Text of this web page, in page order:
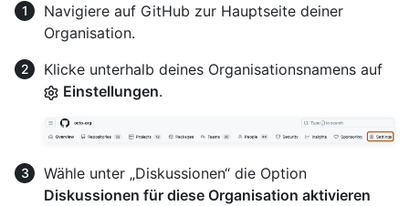
Navigiere auf GitHub zur Hauptseite deiner
Organisation.
Klicke unterhalb deines Organisationsnamens auf
Einstellungen.
Wähle unter „Diskussionen“ die Option
Diskussionen für diese Organisation aktivieren